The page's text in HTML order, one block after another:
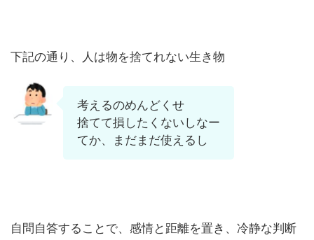
下記の通り、人は物を捨てれない生き物
考えるのめんどくせ
捨てて損したくないしなー
てか、まだまだ使えるし
自問自答することで、感情と距離を置き、冷静な判断